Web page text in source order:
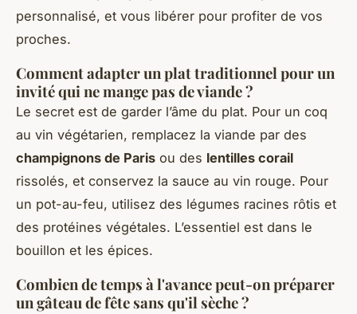
personnalisé, et vous libérer pour profiter de vos
proches.
Comment adapter un plat traditionnel pour un
invité qui ne mange pas de viande ?
Le secret est de garder l’âme du plat. Pour un coq
au vin végétarien, remplacez la viande par des
champignons de Paris ou des lentilles corail
rissolés, et conservez la sauce au vin rouge. Pour
un pot-au-feu, utilisez des légumes racines rôtis et
des protéines végétales. L’essentiel est dans le
bouillon et les épices.
Combien de temps à l'avance peut-on préparer
un gâteau de fête sans qu'il sèche ?